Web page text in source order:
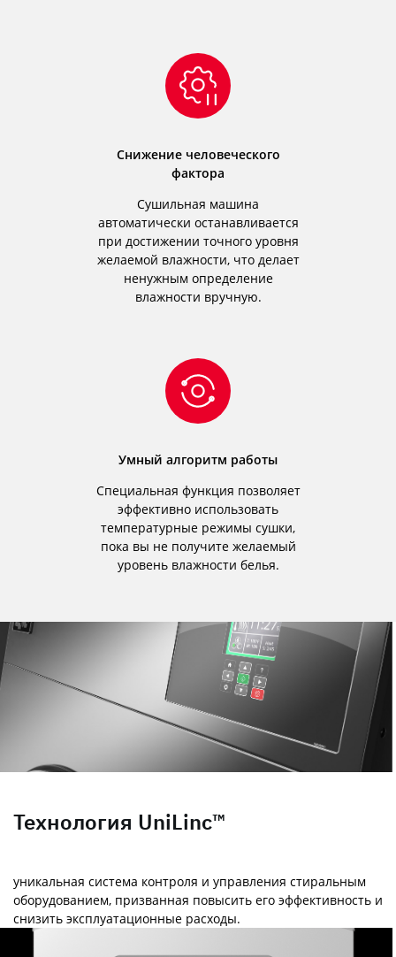
Снижение человеческого
фактора
Сушильная машина
автоматически останавливается
при достижении точного уровня
желаемой влажности, что делает
ненужным определение
влажности вручную.
Умный алгоритм работы
Специальная функция позволяет
эффективно использовать
температурные режимы сушки,
пока вы не получите желаемый
уровень влажности белья.
Технология UniLinc™
уникальная система контроля и управления стиральным
оборудованием, призванная повысить его эффективность и
снизить эксплуатационные расходы.